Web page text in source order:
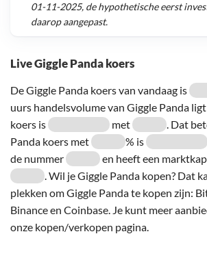
Live Giggle Panda koers
De Giggle Panda koers van vandaag is
uurs handelsvolume van Giggle Panda
koers is
met
. Dat
Panda koers met
% is
de nummer
en heeft een
. Wil je Giggle Panda kopen? Dat
plekken om Giggle Panda te kopen zijn:
Binance en Coinbase. Je kunt meer
onze kopen/verkopen pagina.
01-11-2025, de hypothetische eerst
daarop aangepast.